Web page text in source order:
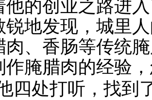
他的创业之路进
锐地发现，城里
肉、香肠等传统
作腌腊肉的经验
四处打听，找到